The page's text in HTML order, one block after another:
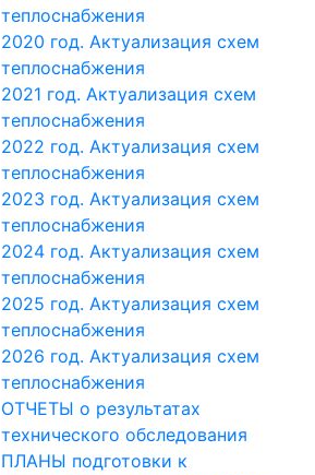
теплоснабжения
2020 год. Актуализация схем
теплоснабжения
2021 год. Актуализация схем
теплоснабжения
2022 год. Актуализация схем
теплоснабжения
2023 год. Актуализация схем
теплоснабжения
2024 год. Актуализация схем
теплоснабжения
2025 год. Актуализация схем
теплоснабжения
2026 год. Актуализация схем
теплоснабжения
ОТЧЕТЫ о результатах
технического обследования
ПЛАНЫ подготовки к